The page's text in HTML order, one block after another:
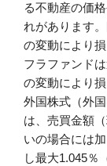
る不動産の価
れがあります
の変動により
フラファンド
の変動により
外国株式（外
は、売買金額
いの場合には
し最大1.045％